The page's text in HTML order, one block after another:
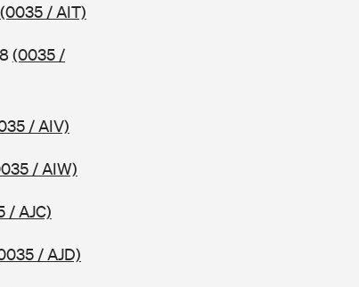
(0035 / AIT)
(0035 /
/ AIV)
/ AIW)
/ AJC)
/ AJD)